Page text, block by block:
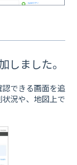
しました。
できる画面を追
況や、地図上で